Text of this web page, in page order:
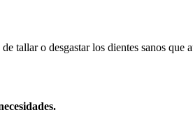
tallar o desgastar los dientes sanos que